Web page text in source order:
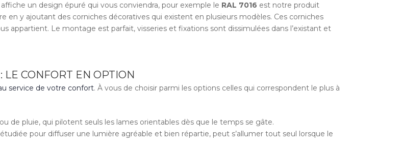
affiche un design épuré qui vous conviendra, pour exemple le RAL 7016 est notre produit
en y ajoutant des corniches décoratives qui existent en plusieurs modèles. Ces corniches
appartient. Le montage est parfait, visseries et fixations sont dissimulées dans l’existant et
: LE CONFORT EN OPTION
service de votre confort. À vous de choisir parmi les options celles qui correspondent le plus à
de pluie, qui pilotent seuls les lames orientables dès que le temps se gâte.
pour diffuser une lumière agréable et bien répartie, peut s’allumer tout seul lorsque le